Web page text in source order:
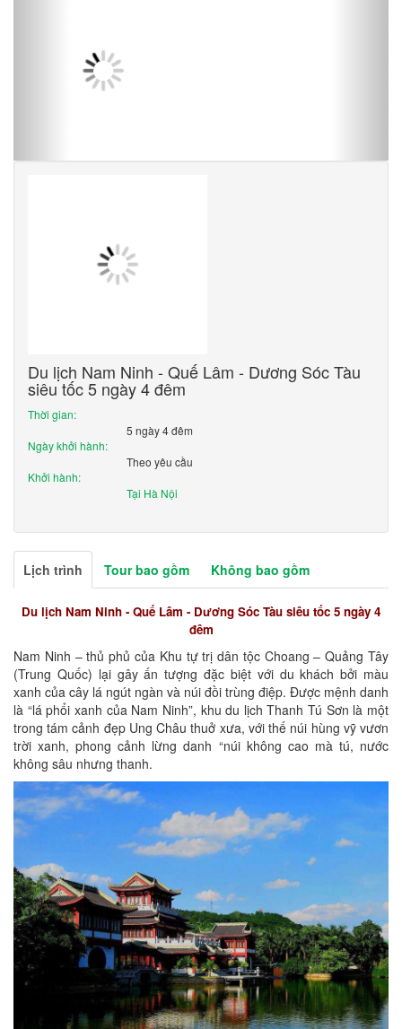
Du lịch Nam Ninh - Quế Lâm - Dương Sóc Tàu
siêu tốc 5 ngày 4 đêm
Thời gian:
5 ngày 4 đêm
Ngày khởi hành:
Theo yêu cầu
Khởi hành:
Tại Hà Nội
Lịch trình Tour bao gồm Không bao gồm
Du lịch Nam Ninh - Quế Lâm - Dương Sóc Tàu siêu tốc 5 ngày 4
đêm
Nam Ninh – thủ phủ của Khu tự trị dân tộc Choang – Quảng Tây
(Trung Quốc) lại gây ấn tượng đặc biệt với du khách bởi màu
xanh của cây lá ngút ngàn và núi đồi trùng điệp. Được mệnh danh
là “lá phổi xanh của Nam Ninh”, khu du lịch Thanh Tú Sơn là một
trong tám cảnh đẹp Ung Châu thuở xưa, với thế núi hùng vỹ vươn
trời xanh, phong cảnh lừng danh “núi không cao mà tú, nước
không sâu nhưng thanh.